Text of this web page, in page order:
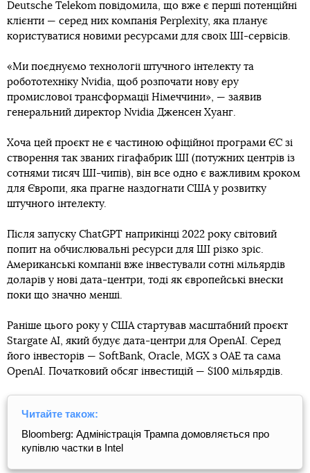
Deutsche Telekom повідомила, що вже є перші потенційні
клієнти — серед них компанія Perplexity, яка планує
користуватися новими ресурсами для своїх ШІ-сервісів.
«Ми поєднуємо технології штучного інтелекту та
робототехніку Nvidia, щоб розпочати нову еру
промислової трансформації Німеччини», — заявив
генеральний директор Nvidia Дженсен Хуанг.
Хоча цей проєкт не є частиною офіційної програми ЄС зі
створення так званих гігафабрик ШІ (потужних центрів із
сотнями тисяч ШI-чипів), він все одно є важливим кроком
для Європи, яка прагне наздогнати США у розвитку
штучного інтелекту.
Після запуску ChatGPT наприкінці 2022 року світовий
попит на обчислювальні ресурси для ШІ різко зріс.
Американські компанії вже інвестували сотні мільярдів
доларів у нові дата-центри, тоді як європейські внески
поки що значно менші.
Раніше цього року у США стартував масштабний проєкт
Stargate AI, який будує дата-центри для OpenAI. Серед
його інвесторів — SoftBank, Oracle, MGX з ОАЕ та сама
OpenAI. Початковий обсяг інвестицій — $100 мільярдів.
Читайте також:
Bloomberg: Адміністрація Трампа домовляється про
купівлю частки в Intel